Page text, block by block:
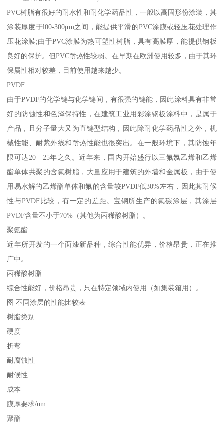
PVC树脂有很好的耐水性和耐化学药品性，一般以高固形份涂装，其
涂装厚度于l00-300μm之间，能提供平滑的PVC涂膜或轻压花处理作
压花涂膜;由于PVC涂膜为热可塑性树脂，具有高膜厚，能提供钢板
良好的保护。但PVC耐热性较弱。在早期在欧洲使用较多，由于其环
保属性相对较差，目前使用越来越少。
PVDF
由于PVDF的化学键与化学键间，有很强的键能，因此涂料具有非常
好的防蚀性和色泽保持性，在建筑工业用彩涂钢板涂料中，是属于
产品，且分子量大又为直键型结构，因此除耐化学药品性之外，机
械性能、耐紫外线和耐热性能也很突出。在一般环境下，其防蚀年
限可达20—25年之久。近年来，国内开始盛行以三氟氯乙烯和乙烯
酯单体共聚的含氟树脂，大量应用于建筑的外墙和金属板，由于使
用易水解的乙烯酯单体和氟的含量较PVDF低30%左右，因此其耐候
性与PVDF比较，有一定的差距。宝钢所生产的氟碳涂层，其涂层
PVDF含量不小于70%（其他为丙稀酸树脂）。
聚氨酯
近年所开发的一个面漆新品种，综合性能优异，价格昂贵，正在推
广中。
丙稀酸树脂
综合性能好，价格昂贵，只在特定领域内使用（如集装箱用）。
图 不同涂层的性能比较表
树脂类别
硬度
折弯
耐腐蚀性
耐候性
成本
膜厚要求/um
聚酯